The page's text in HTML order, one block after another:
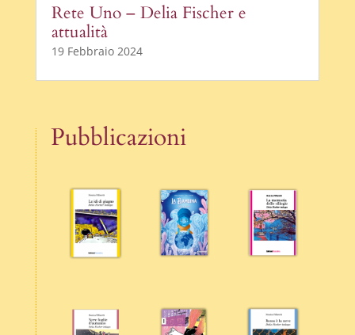
Rete Uno – Delia Fischer e
attualità
19 Febbraio 2024
Pubblicazioni